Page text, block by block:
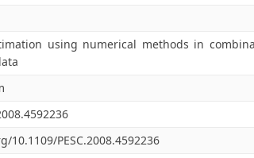
using numerical methods in
10.1109/PESC.2008.4592236